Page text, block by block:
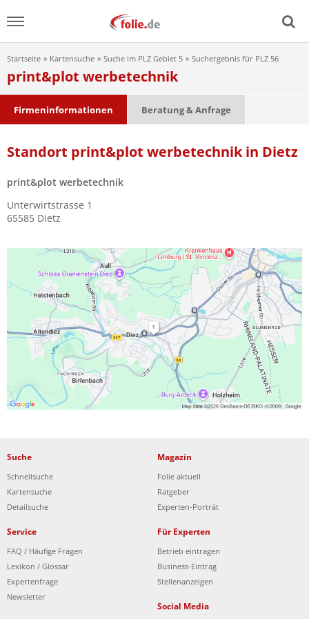
Menu
Home
FAQ
Video
Ist Ihre Werkstatt schon dabei?
Kostenlos eintragen
Startseite Kartensuche Suche im PLZ Gebiet 5 Suchergebnis für PLZ 56
print&plot werbetechnik
Firmeninformationen Beratung & Anfrage
Standort print&plot werbetechnik in Dietz
print&plot werbetechnik
Unterwirtstrasse 1
65585 Dietz
Suche
Schnellsuche
Kartensuche
Detailsuche
Magazin
Folie aktuell
Ratgeber
Experten-Porträt
Service
FAQ / Häufige Fragen
Lexikon / Glossar
Expertenfrage
Newsletter
Für Experten
Betrieb eintragen
Business-Eintrag
Stellenanzeigen
Social Media